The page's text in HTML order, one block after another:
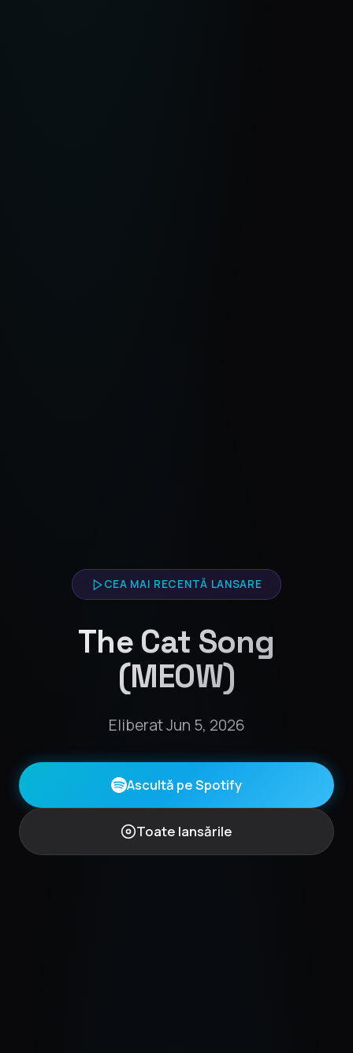
CEA MAI RECENTĂ LANSARE
The Cat Song
(MEOW)
Eliberat Jun 5, 2026
Ascultă pe Spotify
Toate lansările